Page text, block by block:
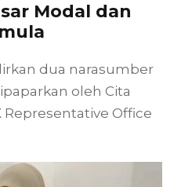
Modal dan
dua narasumber
oleh Cita
Representative Office